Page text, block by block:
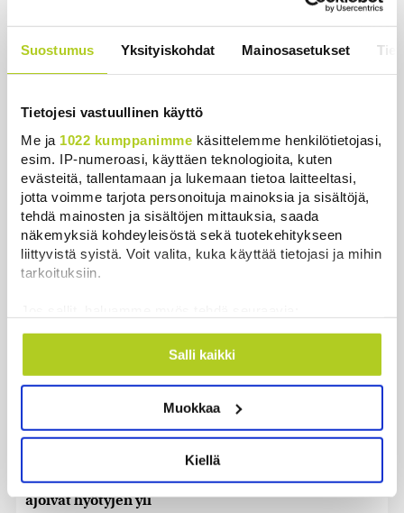
Suostumus Yksityiskohdat Mainosasetukset
Tietojesi vastuullinen käyttö
Me ja 1022 kumppanimme käsittelemme henkilötietojasi,
esim. IP-numeroasi, käyttäen teknologioita, kuten
evästeitä, tallentamaan ja lukemaan tietoa laitteeltasi,
jotta voimme tarjota personoituja mainoksia ja sisältöjä,
tehdä mainosten ja sisältöjen mittauksia, saada
näkemyksiä kohdeyleisöstä sekä tuotekehitykseen
liittyvistä syistä. Voit valita, kuka käyttää tietojasi ja mihin
tarkoituksiin.
Kerätä tietoja maantieteellisestä sijainnistasi,
mahdollisesti muutaman metrin tarkkuudella
ominaispiirteitä aktiivisesti (sormenjäljen
Lue lisää siitä, miten henkilötietojasi käsitellään ja miten
suostumustasi tai peruuttaa sen milloin vain
evästeilmoituksessa.
Salli kaikki
Muokkaa
Kiellä
Khamenein kanssa viestiminen on
vaikeaa, sanoo Iranin presidentti
Uutiset | 6.8.2026 0:58
Uutiset
Uusimmat Luetuimmat
Ehtisitkö kosia sekunnissa? – Karkaussekunti on
tiedepiireissä kehitetty kummajainen, jonka haitat
ajoivat hyötyjen yli